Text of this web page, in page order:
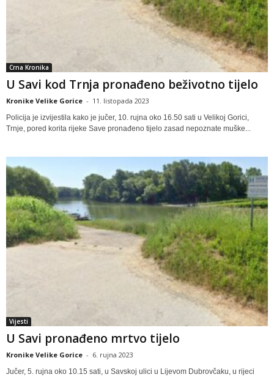
Crna Kronika
U Savi kod Trnja pronađeno beživotno tijelo
Kronike Velike Gorice - 11. listopada 2023
Policija je izvijestila kako je jučer, 10. rujna oko 16.50 sati u Velikoj Gorici,
Trnje, pored korita rijeke Save pronađeno tijelo zasad nepoznate muške...
Vijesti
U Savi pronađeno mrtvo tijelo
Kronike Velike Gorice - 6. rujna 2023
Jučer, 5. rujna oko 10.15 sati, u Savskoj ulici u Lijevom Dubrovčaku, u rijeci